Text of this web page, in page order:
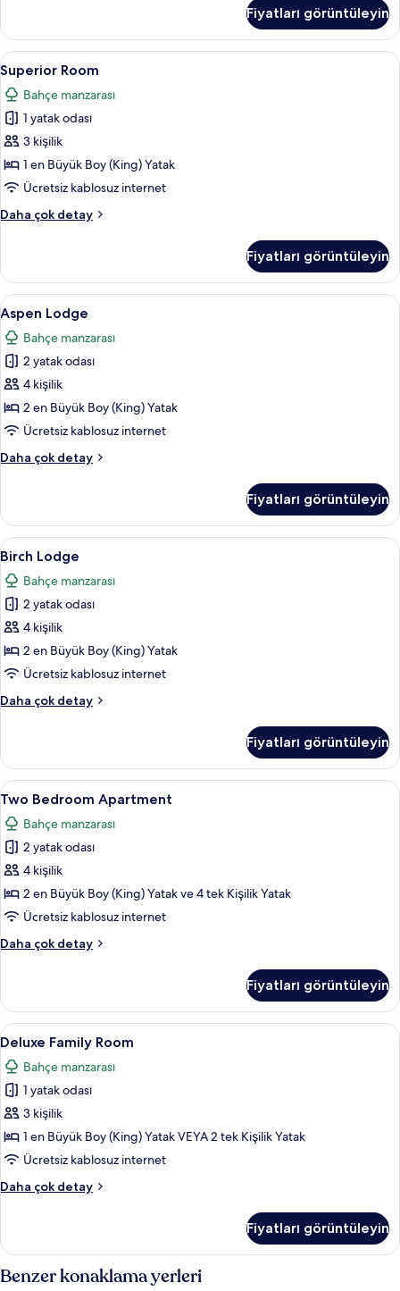
daha
fazla
detay
Fiyatları görüntüleyin
Superior
Room
için
tüm
fotoğrafları
görün
Superior Room | Odada kasa, masa,
15
Superior Room
Bahçe manzarası
1 yatak odası
3 kişilik
1 en Büyük Boy (King) Yatak
Ücretsiz kablosuz internet
Daha çok detay
Superior
fazla
detay
Fiyatları görüntüleyin
Aspen
Lodge
için
tüm
fotoğrafları
görün
Odada kasa, masa, dizüstü bilgisayar
10
Aspen Lodge
Bahçe manzarası
2 yatak odası
4 kişilik
2 en Büyük Boy (King) Yatak
Ücretsiz kablosuz internet
Daha çok detay
Aspen
fazla
detay
Fiyatları görüntüleyin
Birch
Lodge
için
tüm
fotoğrafları
görün
Odada kasa, masa, dizüstü bilgisayar
9
Birch Lodge
Bahçe manzarası
2 yatak odası
4 kişilik
2 en Büyük Boy (King) Yatak
Ücretsiz kablosuz internet
Daha çok detay
Birch
fazla
detay
Fiyatları görüntüleyin
Two
Bedroom
Apartment
için
tüm
fotoğrafları
görün
Two Bedroom Apartment | Oturma
7
Two Bedroom Apartment
Bahçe manzarası
2 yatak odası
4 kişilik
2 en Büyük Boy (King) Yatak ve 4 tek Kişilik Yatak
Ücretsiz kablosuz internet
Daha çok detay
Two
daha
fazla
detay
Fiyatları görüntüleyin
Deluxe
Family
Room
için
tüm
fotoğrafları
görün
Deluxe Family Room | Oturma alanı |
6
Deluxe Family Room
Bahçe manzarası
1 yatak odası
3 kişilik
1 en Büyük Boy (King) Yatak VEYA 2 tek Kişilik Yatak
Ücretsiz kablosuz internet
Daha çok detay
Deluxe
daha
fazla
detay
Fiyatları görüntüleyin
Benzer konaklama yerleri